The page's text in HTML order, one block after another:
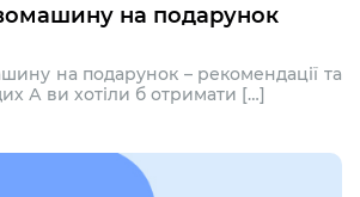
на подарунок
на подарунок – рекомендації та
А ви хотіли б отримати […]